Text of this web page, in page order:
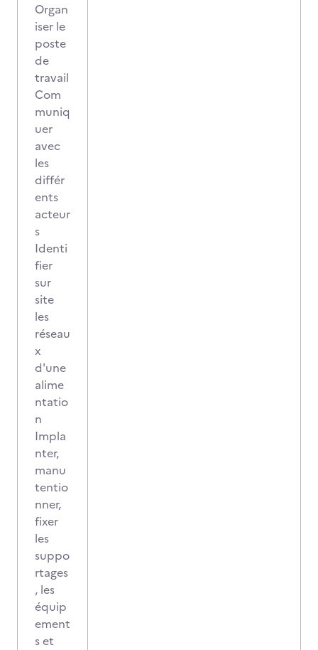
Organ
iser le
poste
de
travail
Com
muniq
uer
avec
les
différ
ents
acteur
s
Identi
fier
sur
site
les
réseau
x
d'une
alime
ntatio
n
Impla
nter,
manu
tentio
nner,
fixer
les
suppo
rtages
, les
équip
ement
s et